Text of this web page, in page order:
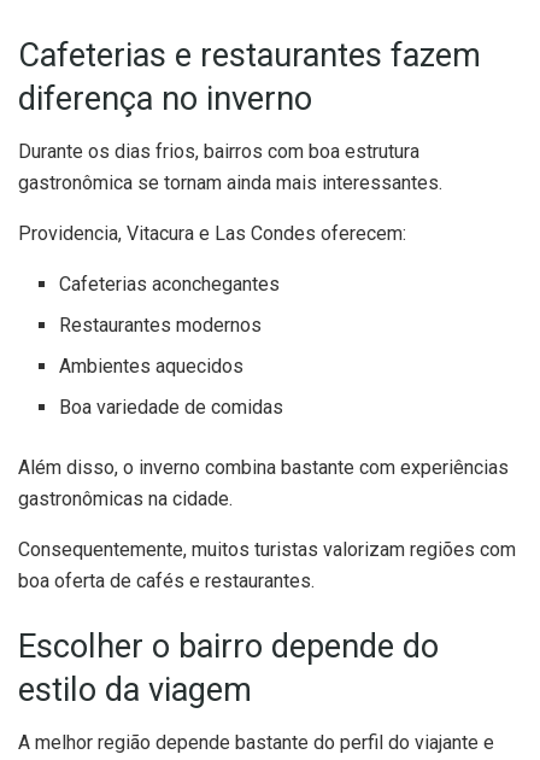
Cafeterias e restaurantes fazem
diferença no inverno
Durante os dias frios, bairros com boa estrutura
gastronômica se tornam ainda mais interessantes.
Providencia, Vitacura e Las Condes oferecem:
Cafeterias aconchegantes
Restaurantes modernos
Ambientes aquecidos
Boa variedade de comidas
Além disso, o inverno combina bastante com experiências
gastronômicas na cidade.
Consequentemente, muitos turistas valorizam regiões com
boa oferta de cafés e restaurantes.
Escolher o bairro depende do
estilo da viagem
A melhor região depende bastante do perfil do viajante e